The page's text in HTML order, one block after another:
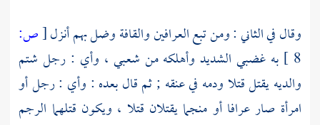
وقال في الثاني : ومن تبع العرافين والقافة وضل بهم أنزل[ص:
8 ] به غضبي الشديد وأهلكه من شعبي ، وأي : رجل شتم
والديه يقتل قتلا ودمه في عنقه ; ثم قال بعده : وأي : رجل أو
امرأة صار عرافا أو منجما يقتلان قتلا ، ويكون قتلهما الرجم